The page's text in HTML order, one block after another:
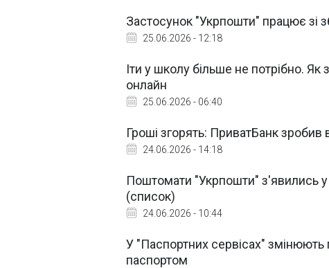
Застосунок "Укрпошти" працює зі
25.06.2026 - 12:18
Іти у школу більше не потрібно.
онлайн
25.06.2026 - 06:40
Гроші згорять: ПриватБанк
24.06.2026 - 14:18
Поштомати "Укрпошти" з'явились у
(список)
24.06.2026 - 10:44
У "Паспортних сервісах"
паспортом